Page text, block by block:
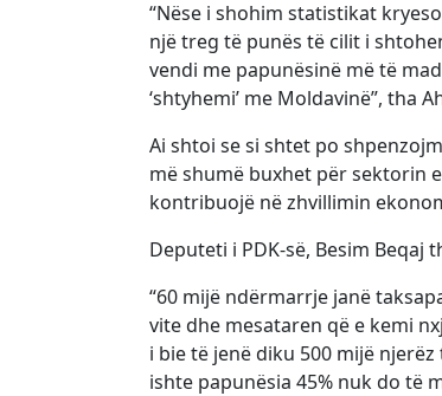
“Nëse i shohim statistikat
një treg të punës të cilit i
vendi me papunësinë më të
‘shtyhemi’ me Moldavinë”, tha
Ai shtoi se si shtet po
më shumë buxhet për sektorin
kontribuojë në zhvillimin
Deputeti i PDK-së, Besim Beqaj
“60 mijë ndërmarrje janë
vite dhe mesataren që e kemi
i bie të jenë diku 500 mijë
ishte papunësia 45% nuk do të